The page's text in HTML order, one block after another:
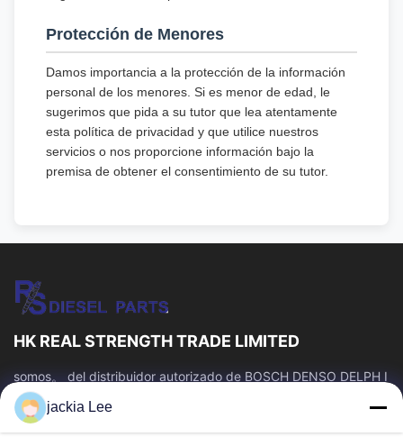
Protección de Menores
Damos importancia a la protección de la información
personal de los menores. Si es menor de edad, le
sugerimos que pida a su tutor que lea atentamente
esta política de privacidad y que utilice nuestros
servicios o nos proporcione información bajo la
premisa de obtener el consentimiento de su tutor.
HK REAL STRENGTH TRADE LIMITED
somos。 del distribuidor autorizado de BOSCH DENSO DELPH I
CATERPILLAR VOLVO CUMMINS TOYOTA ISUZU Company
número del whatsapp: 0086 159 2067 9523.
Enlaces Rápidos
jackia Lee